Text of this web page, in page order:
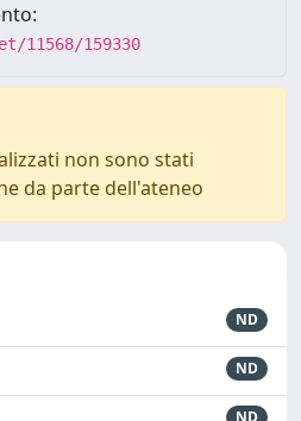
11568/159330
non sono stati
da parte dell'ateneo
ND
ND